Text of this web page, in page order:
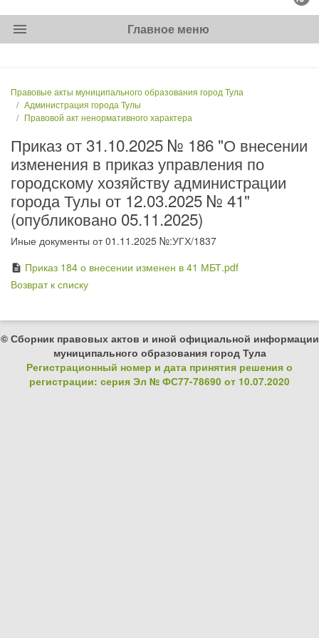
menu Главное меню
Правовые акты муниципального образования город Тула
Администрация города Тулы
Правовой акт ненормативного характера
Приказ от 31.10.2025 № 186 "О внесении
изменения в приказ управления по
городскому хозяйству администрации
города Тулы от 12.03.2025 № 41"
(опубликовано 05.11.2025)
Иные документы от 01.11.2025 №:УГХ/1837
description Приказ 184 о внесении изменен в 41 МБТ.pdf
Возврат к списку
© Сборник правовых актов и иной официальной информации
муниципального образования город Тула
Регистрационный номер и дата принятия решения о
регистрации: серия Эл № ФС77-78690 от 10.07.2020